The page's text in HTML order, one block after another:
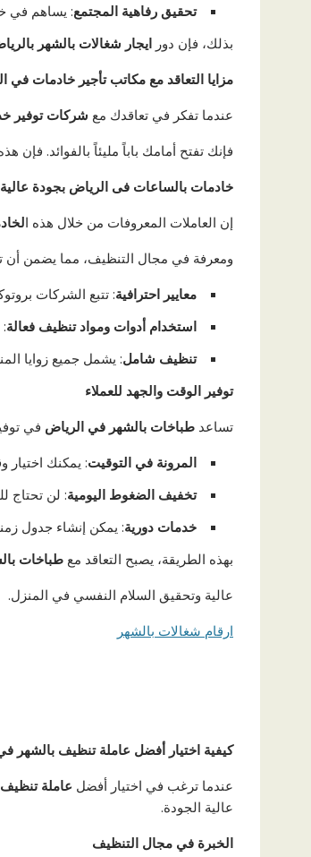
تحقيق رفاهية المجتمع: يساهم في
بذلك، فإن دور ايجار شغالات بالشهر
مزايا التعاقد مع مكاتب تأجير خادمات في
عندما تفكر في تعاقدك مع شركات توفير
فإنك تفتح أمامك باباً مليئاً بالفوائد. فإن
خادمات بالساعات فى الرياض بجودة عالية
إن العاملات المعروفات من خلال هذه ا
ومعرفة في مجال التنظيف، مما يضمن
معايير احترافية: تتبع الشركات
استخدام أدوات ومواد تنظيف فعالة
تنظيف شامل: يشمل جميع زوايا
توفير الوقت والجهد للعملاء
تساعد طباخات بالشهر في الرياض في
المرونة في التوقيت: يمكنك اختيار
تخفيف الضغوط اليومية: لن تحتاج
خدمات دورية: يمكن إنشاء جدول
بهذه الطريقة، يصبح التعاقد مع طباخات
عالية وتحقيق السلام النفسي في المنزل.
ارقام شغالات بالشهر
كيفية اختيار أفضل عاملة تنظيف بالشهر
عندما ترغب في اختيار أفضل عاملة
عالية الجودة.
الخبرة في مجال التنظيف